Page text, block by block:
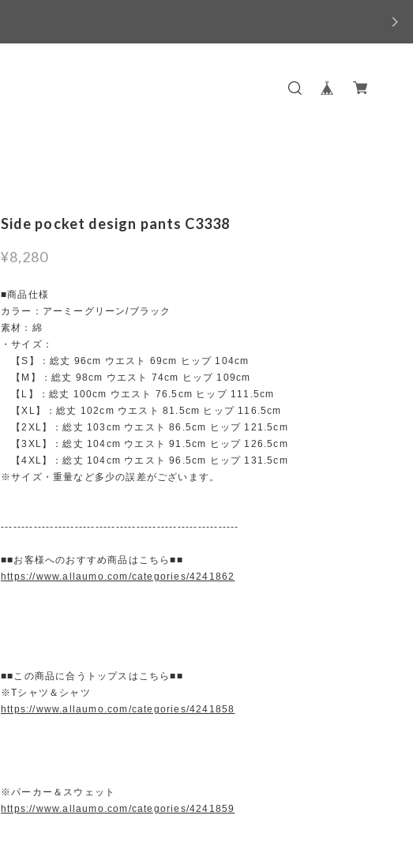
Side pocket design pants C3338
¥8,280
■商品仕様
カラー：アーミーグリーン/ブラック
素材：綿
・サイズ：
【S】：総丈 96cm ウエスト 69cm ヒップ 104cm
【M】：総丈 98cm ウエスト 74cm ヒップ 109cm
【L】：総丈 100cm ウエスト 76.5cm ヒップ 111.5cm
【XL】：総丈 102cm ウエスト 81.5cm ヒップ 116.5cm
【2XL】：総丈 103cm ウエスト 86.5cm ヒップ 121.5cm
【3XL】：総丈 104cm ウエスト 91.5cm ヒップ 126.5cm
【4XL】：総丈 104cm ウエスト 96.5cm ヒップ 131.5cm
※サイズ・重量など多少の誤差がございます。
----------------------------------------------------------
■■お客様へのおすすめ商品はこちら■■
https://www.allaumo.com/categories/4241862
■■この商品に合うトップスはこちら■■
※Tシャツ＆シャツ
https://www.allaumo.com/categories/4241858
※パーカー＆スウェット
https://www.allaumo.com/categories/4241859